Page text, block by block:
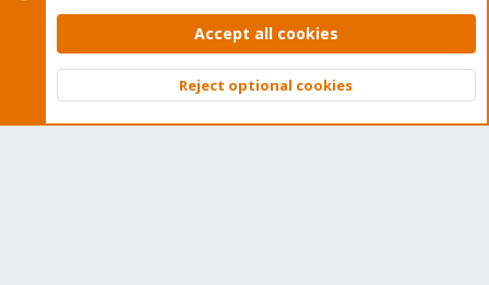
Contact us
Terms and rules Privacy policy Help Home
Community platform by XenForo © 2010-2026 XenForo Ltd.
Top
Accept all cookies
Reject optional cookies